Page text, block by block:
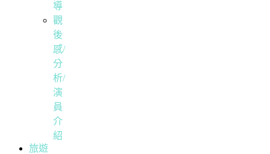
導
觀
後
感/
分
析/
演
員
介
紹
旅遊